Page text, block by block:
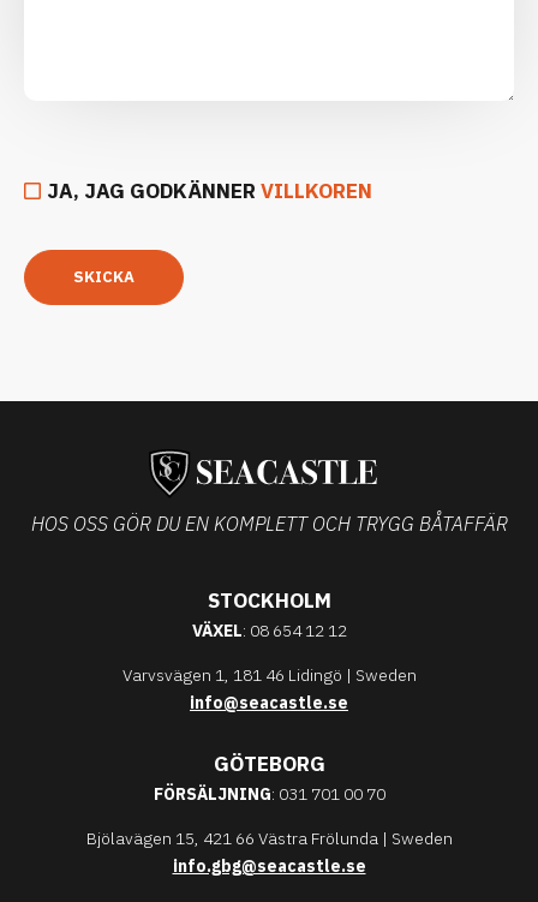
JA, JAG GODKÄNNER VILLKOREN
SKICKA
HOS OSS GÖR DU EN KOMPLETT OCH TRYGG BÅTAFFÄR
STOCKHOLM
VÄXEL: 08 654 12 12
Varvsvägen 1, 181 46 Lidingö | Sweden
info@seacastle.se
GÖTEBORG
FÖRSÄLJNING: 031 701 00 70
Bjölavägen 15, 421 66 Västra Frölunda | Sweden
info.gbg@seacastle.se